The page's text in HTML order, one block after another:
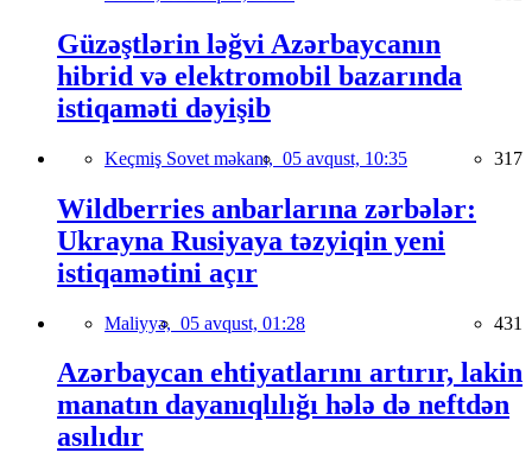
Güzəştlərin ləğvi Azərbaycanın
hibrid və elektromobil bazarında
istiqaməti dəyişib
Keçmiş Sovet məkanı, 05 avqust, 10:35 317
Wildberries anbarlarına zərbələr:
Ukrayna Rusiyaya təzyiqin yeni
istiqamətini açır
Maliyyə, 05 avqust, 01:28 431
Azərbaycan ehtiyatlarını artırır, lakin
manatın dayanıqlılığı hələ də neftdən
asılıdır